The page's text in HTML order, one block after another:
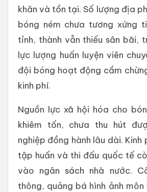
khăn và tồn tại. Số lượng địa
bóng ném chưa tương xứng
tỉnh, thành vẫn thiếu sân bãi,
lực lượng huấn luyện viên
đội bóng hoạt động cầm
kinh phí.
Nguồn lực xã hội hóa cho
khiêm tốn, chưa thu hút
nghiệp đồng hành lâu dài.
tập huấn và thi đấu quốc tế
vào ngân sách nhà nước.
thông, quảng bá hình ảnh